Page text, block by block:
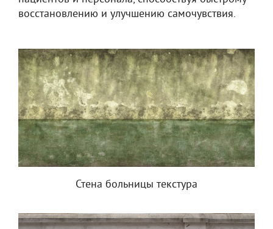
восстановлению и улучшению самочувствия.
Стена больницы текстура